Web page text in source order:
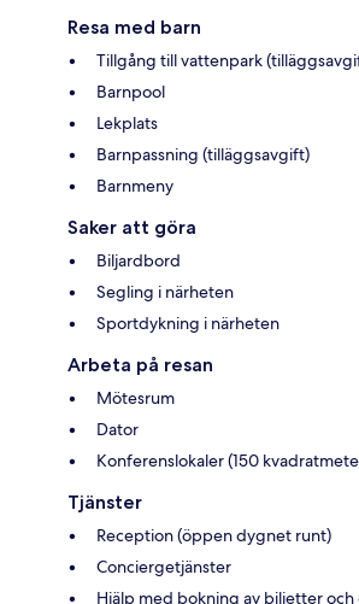
Resa med barn
Tillgång till vattenpark
Barnpool
Lekplats
Barnpassning (tilläggsavgift)
Barnmeny
Saker att göra
Biljardbord
Segling i närheten
Sportdykning i närheten
Arbeta på resan
Mötesrum
Dator
Konferenslokaler (150
Tjänster
Reception (öppen dygnet runt)
Conciergetjänster
Hjälp med bokning av biljetter